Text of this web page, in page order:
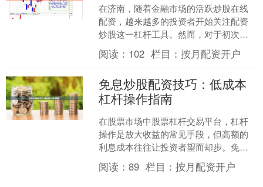
在济南，随着金融市场的活跃炒股在线
配资，越来越多的投资者开始关注配资
炒股这一杠杆工具。然而，对于初次接
触配资的朋友来说，如何安全、规范地
完成开户流程是首要难题。....
阅读： 102 栏目：按月配资开户
免息炒股配资技巧：低成本
杠杆操作指南
在股票市场中股票杠杆交易平台，杠杆
操作是放大收益的常见手段，但高额的
利息成本往往让投资者望而却步。免息
炒股配资作为一种低成本杠杆工具，近
年来逐渐受到关注。本文将....
阅读：89 栏目：按月配资开户